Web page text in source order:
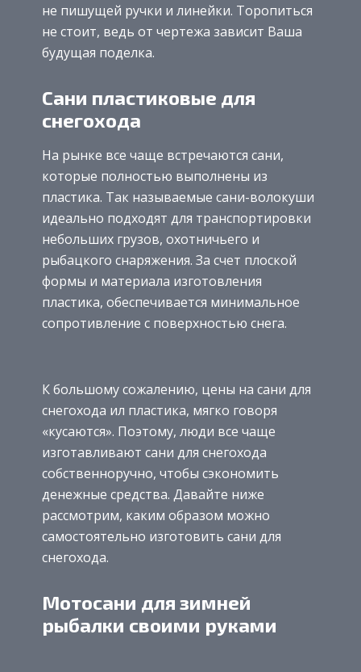
не пишущей ручки и линейки. Торопиться
не стоит, ведь от чертежа зависит Ваша
будущая поделка.
Сани пластиковые для
снегохода
На рынке все чаще встречаются сани,
которые полностью выполнены из
пластика. Так называемые сани-волокуши
идеально подходят для транспортировки
небольших грузов, охотничьего и
рыбацкого снаряжения. За счет плоской
формы и материала изготовления
пластика, обеспечивается минимальное
сопротивление с поверхностью снега.
К большому сожалению, цены на сани для
снегохода ил пластика, мягко говоря
«кусаются». Поэтому, люди все чаще
изготавливают сани для снегохода
собственноручно, чтобы сэкономить
денежные средства. Давайте ниже
рассмотрим, каким образом можно
самостоятельно изготовить сани для
снегохода.
Мотосани для зимней
рыбалки своими руками